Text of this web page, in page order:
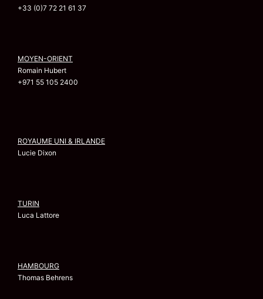
+33 (0)7 72 21 61 37
MOYEN-ORIENT
Romain Hubert
+971 55 105 2400
ROYAUME UNI & IRLANDE
Lucie Dixon
TURIN
Luca Lattore
HAMBOURG
Thomas Behrens